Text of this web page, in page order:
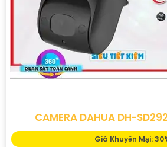
CAMERA DAHUA DH-
Giá Khuyến Mại: